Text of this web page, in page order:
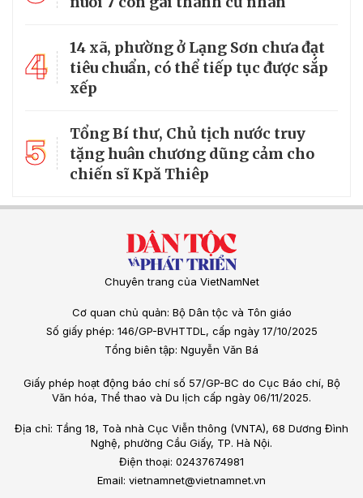
4
14 xã, phường ở Lạng Sơn chưa đạt
tiêu chuẩn, có thể tiếp tục được sắp
xếp
5
Tổng Bí thư, Chủ tịch nước truy
tặng huân chương dũng cảm cho
chiến sĩ Kpă Thiêp
Chuyên trang của VietNamNet
Cơ quan chủ quản: Bộ Dân tộc và Tôn giáo
Số giấy phép: 146/GP-BVHTTDL, cấp ngày 17/10/2025
Tổng biên tập: Nguyễn Văn Bá
Giấy phép hoạt động báo chí số 57/GP-BC do Cục Báo chí, Bộ
Văn hóa, Thể thao và Du lịch cấp ngày 06/11/2025.
Địa chỉ: Tầng 18, Toà nhà Cục Viễn thông (VNTA), 68 Dương Đình
Nghệ, phường Cầu Giấy, TP. Hà Nội.
Điện thoại: 02437674981
Email: vietnamnet@vietnamnet.vn